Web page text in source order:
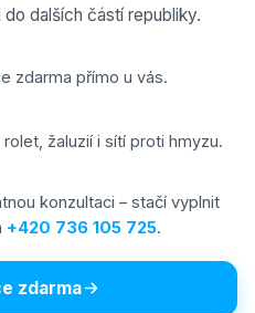
dalších částí republiky.
zdarma přímo u vás.
žaluzií i sítí proti hmyzu.
konzultaci – stačí vyplnit
+420 736 105 725.
zdarma